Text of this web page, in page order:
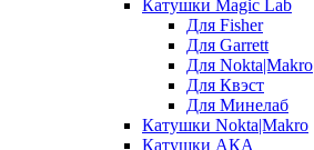
Катушки Magic Lab
Для Fisher
Для Garrett
Для Nokta|Makro
Для Квэст
Для Минелаб
Катушки Nokta|Makro
Катушки АКА